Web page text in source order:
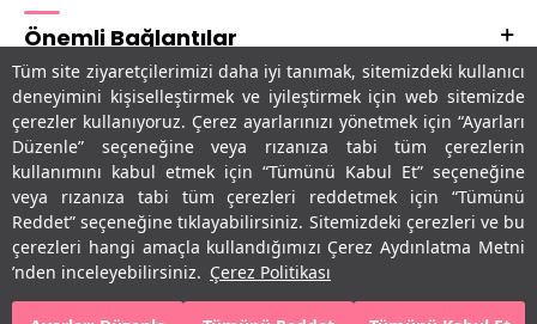
Tüm site ziyaretçilerimizi daha iyi tanımak, sitemizdeki kullanıcı
deneyimini kişiselleştirmek ve iyileştirmek için web sitemizde
çerezler kullanıyoruz. Çerez ayarlarınızı yönetmek için “Ayarları
Düzenle” seçeneğine veya rızanıza tabi tüm çerezlerin
kullanımını kabul etmek için “Tümünü Kabul Et” seçeneğine
veya rızanıza tabi tüm çerezleri reddetmek için “Tümünü
Reddet” seçeneğine tıklayabilirsiniz. Sitemizdeki çerezleri ve bu
çerezleri hangi amaçla kullandığımızı Çerez Aydınlatma Metni
’nden inceleyebilirsiniz. Çerez Politikası
Önemli Bağlantılar
Adres & İletişim
Uygulamalarımız